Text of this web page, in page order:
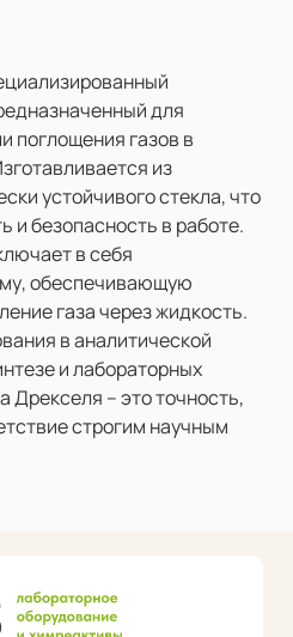
для
поглощения газов в
из
устойчивого стекла, что
и безопасность в работе.
в себя
обеспечивающую
газа через жидкость.
в аналитической
и лабораторных
Дрекселя – это точность,
строгим научным